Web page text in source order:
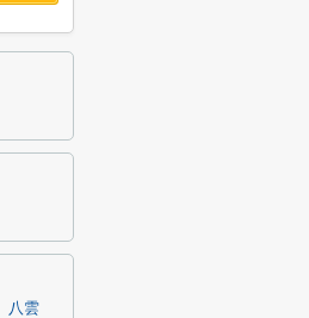
八雲